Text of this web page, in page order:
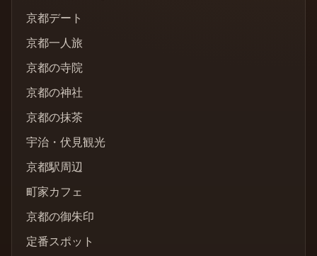
京都デート
京都一人旅
京都の寺院
京都の神社
京都の抹茶
宇治・伏見観光
京都駅周辺
町家カフェ
京都の御朱印
定番スポット